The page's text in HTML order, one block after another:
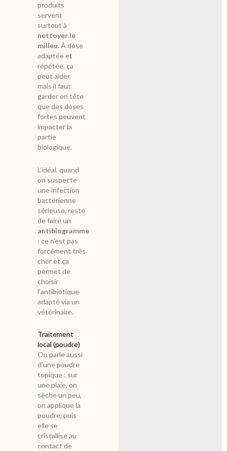
produits
servent
surtout à
nettoyer le
milieu. À dose
adaptée et
répétée, ça
peut aider,
mais il faut
garder en tête
que des doses
fortes peuvent
impacter la
partie
biologique.
L’idéal, quand
on suspecte
une infection
bactérienne
sérieuse, reste
de faire un
antibiogramme
: ce n’est pas
forcément très
cher et ça
permet de
choisir
l’antibiotique
adapté via un
vétérinaire.
Traitement
local (poudre)
On parle aussi
d’une poudre
topique : sur
une plaie, on
sèche un peu,
on applique la
poudre, puis
elle se
cristallise au
contact de